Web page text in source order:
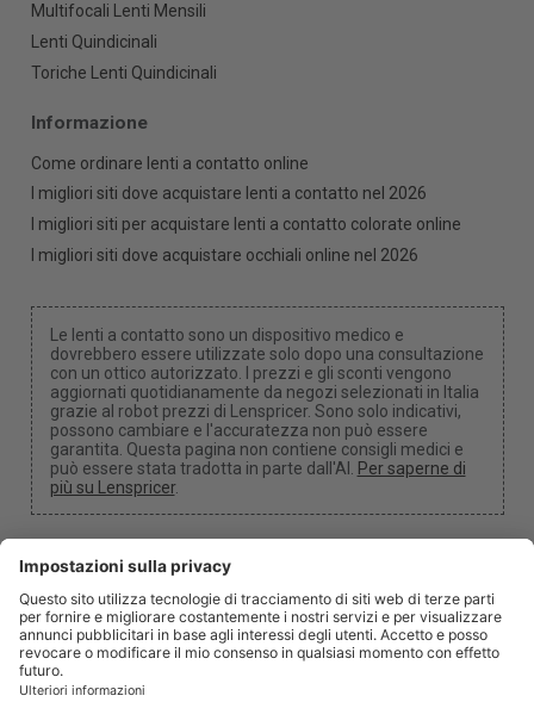
Multifocali Lenti Mensili
Lenti Quindicinali
Toriche Lenti Quindicinali
Informazione
Come ordinare lenti a contatto online
I migliori siti dove acquistare lenti a contatto nel 2026
I migliori siti per acquistare lenti a contatto colorate online
I migliori siti dove acquistare occhiali online nel 2026
Le lenti a contatto sono un dispositivo medico e
dovrebbero essere utilizzate solo dopo una consultazione
con un ottico autorizzato. I prezzi e gli sconti vengono
aggiornati quotidianamente da negozi selezionati in Italia
grazie al robot prezzi di Lenspricer. Sono solo indicativi,
possono cambiare e l'accuratezza non può essere
garantita. Questa pagina non contiene consigli medici e
può essere stata tradotta in parte dall'AI.
Per saperne di
più su Lenspricer.
Impostazioni dei cookie
Potremmo ricevere una commissione se utilizzi uno dei
nostri link per effettuare un acquisto.